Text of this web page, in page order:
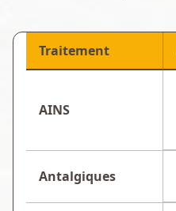
Traitement
AINS
Antalgiques